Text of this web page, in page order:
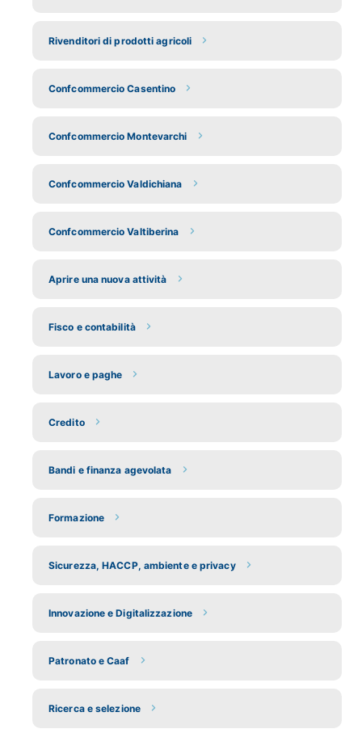
Rivenditori di prodotti agricoli
Confcommercio Casentino
Confcommercio Montevarchi
Confcommercio Valdichiana
Confcommercio Valtiberina
Aprire una nuova attività
Fisco e contabilità
Lavoro e paghe
Credito
Bandi e finanza agevolata
Formazione
Sicurezza, HACCP, ambiente e privacy
Innovazione e Digitalizzazione
Patronato e Caaf
Ricerca e selezione